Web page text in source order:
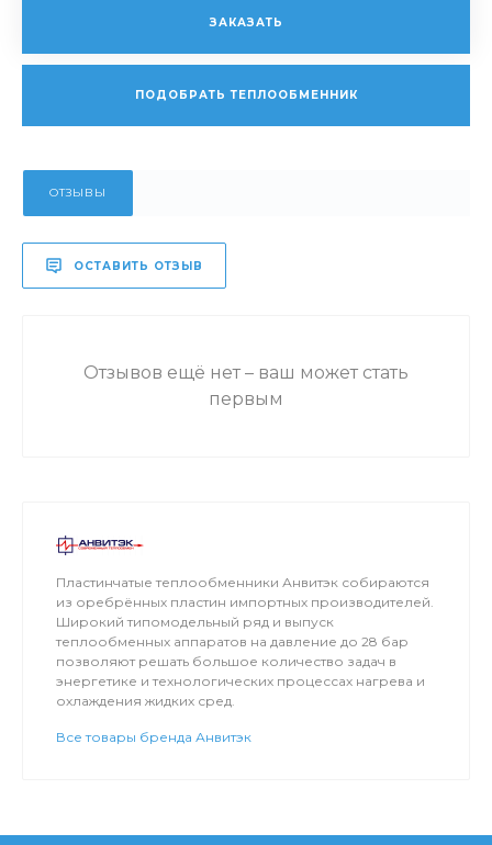
ЗАКАЗАТЬ
ПОДОБРАТЬ ТЕПЛООБМЕННИК
ОТЗЫВЫ
ОСТАВИТЬ ОТЗЫВ
Отзывов ещё нет – ваш может стать
первым
Пластинчатые теплообменники Анвитэк собираются
из оребрённых пластин импортных производителей.
Широкий типомодельный ряд и выпуск
теплообменных аппаратов на давление до 28 бар
позволяют решать большое количество задач в
энергетике и технологических процессах нагрева и
охлаждения жидких сред.
Все товары бренда Анвитэк